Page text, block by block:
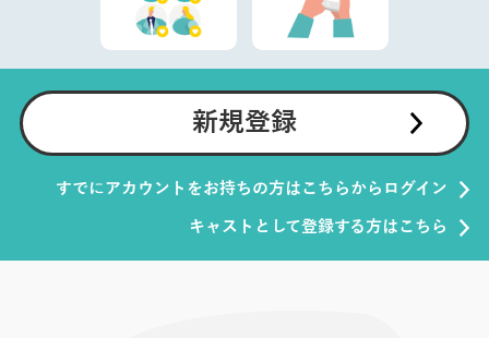
新規登録
すでにアカウントをお持ちの方はこちらからログイン
キャストとして登録する方はこちら